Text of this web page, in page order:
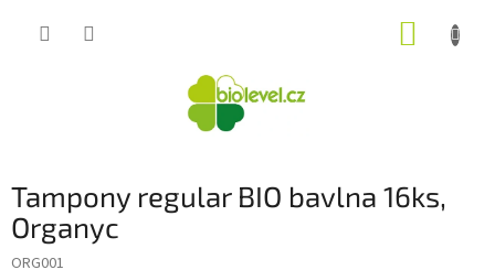
Tampony regular BIO bavlna 16ks,
Organyc
ORG001